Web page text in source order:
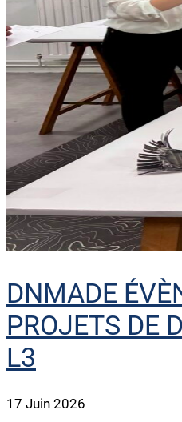
DNMADE
PROJETS DE
L3
17 Juin 2026